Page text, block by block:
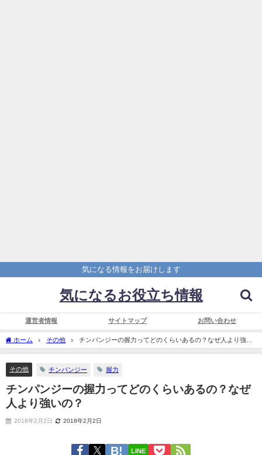
気になる情報をお届けします
気になるお役立ち情報
運営者情報 サイトマップ お問い合わせ
ホーム その他
チンパンジーの握力ってどのくらいあるの？なぜ人より強い
の？
その他 チンパンジー 握力
チンパンジーの握力ってどのくらいあるの？なぜ
人より強いの？
2018年2月2日 2018年2月2日
LINE